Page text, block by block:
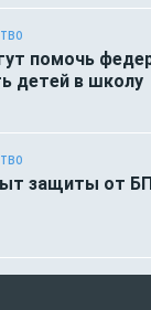
помочь
детей в школу
защиты от